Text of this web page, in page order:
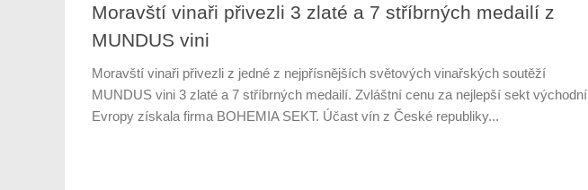
Moravští vinaři přivezli 3 zlaté a 7 stříbrných medailí z
MUNDUS vini
Moravští vinaři přivezli z jedné z nejpřísnějších světových vinařských soutěží
MUNDUS vini 3 zlaté a 7 stříbrných medailí. Zvláštní cenu za nejlepší sekt východní
Evropy získala firma BOHEMIA SEKT. Účast vín z České republiky...